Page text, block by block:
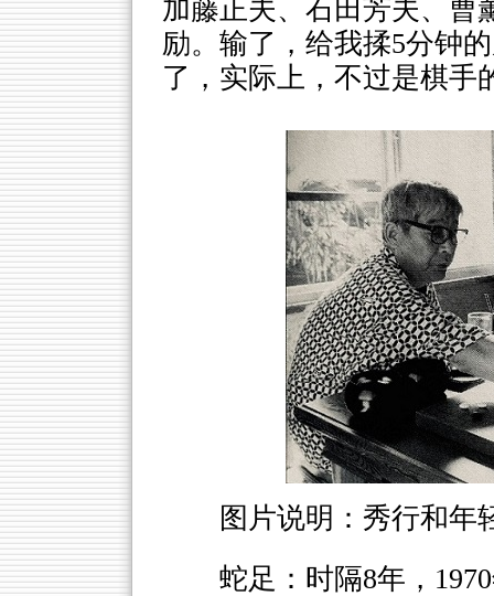
加藤正夫、石田芳夫、曹
励。输了，给我揉5分钟
了，实际上，不过是棋手
图片说明：秀行和年
蛇足：时隔8年，